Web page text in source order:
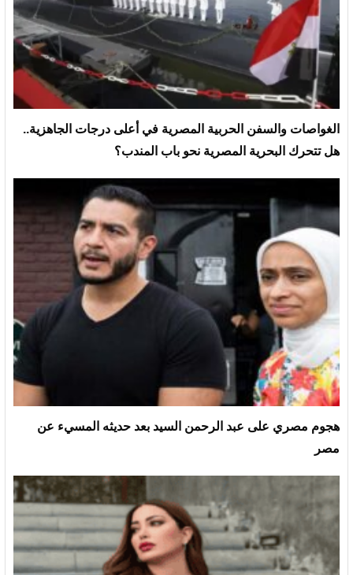
الغواصات والسفن الحربية المصرية في أعلى درجات الجاهزية..
هل تتحرك البحرية المصرية نحو باب المندب؟
هجوم مصري على عبد الرحمن السيد بعد حديثه المسيء عن
مصر